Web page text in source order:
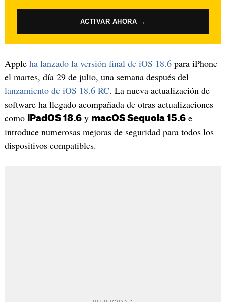
ACTIVAR AHORA →
Apple ha lanzado la versión final de iOS 18.6para iPhone
el martes, día 29 de julio, una semana después del
lanzamiento de iOS 18.6 RC. La nueva actualización de
software ha llegado acompañada de otras actualizaciones
como iPadOS 18.6y macOS Sequoia 15.6e
introduce numerosas mejoras de seguridad para todos los
dispositivos compatibles.